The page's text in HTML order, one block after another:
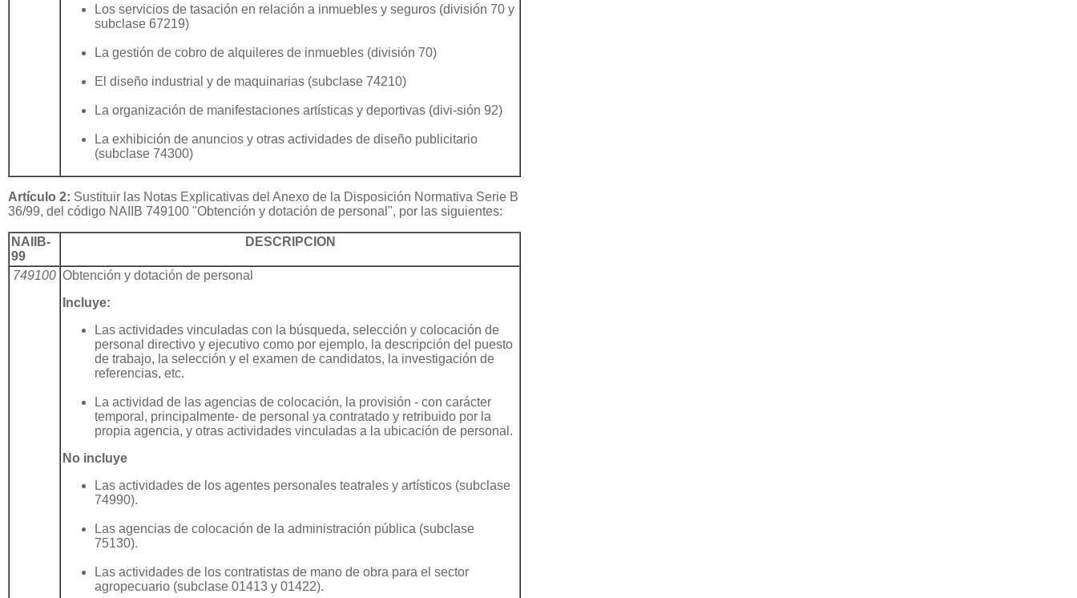
Los servicios de tasación en relación a inmuebles y seguros (división 70 y
subclase 67219)
La gestión de cobro de alquileres de inmuebles (división 70)
El diseño industrial y de maquinarias (subclase 74210)
La organización de manifestaciones artísticas y deportivas (divi-sión 92)
La exhibición de anuncios y otras actividades de diseño publicitario
(subclase 74300)
Artículo 2: Sustituir las Notas Explicativas del Anexo de la Disposición Normativa Serie B
36/99, del código NAIIB 749100 "Obtención y dotación de personal", por las siguientes:
NAIIB-
99
DESCRIPCION
749100 Obtención y dotación de personal
Incluye:
Las actividades vinculadas con la búsqueda, selección y colocación de
personal directivo y ejecutivo como por ejemplo, la descripción del puesto
de trabajo, la selección y el examen de candidatos, la investigación de
referencias, etc.
La actividad de las agencias de colocación, la provisión - con carácter
temporal, principalmente- de personal ya contratado y retribuido por la
propia agencia, y otras actividades vinculadas a la ubicación de personal.
No incluye
Las actividades de los agentes personales teatrales y artísticos (subclase
74990).
Las agencias de colocación de la administración pública (subclase
75130).
Las actividades de los contratistas de mano de obra para el sector
agropecuario (subclase 01413 y 01422).